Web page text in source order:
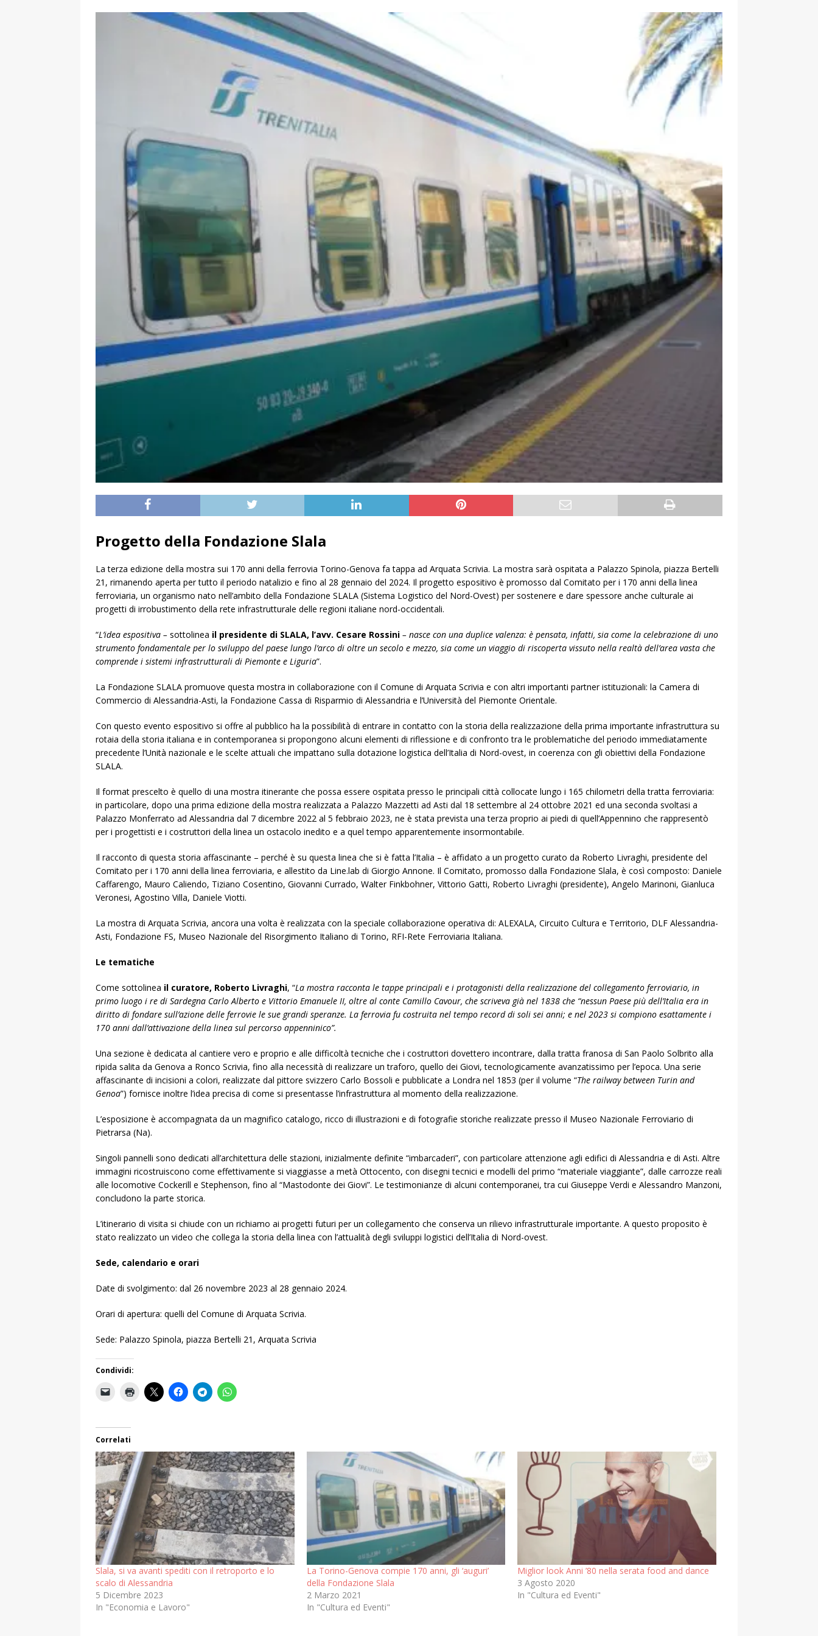
Progetto della Fondazione Slala
La terza edizione della mostra sui 170 anni della ferrovia Torino-Genova fa tappa ad Arquata Scrivia. La mostra sarà ospitata a Palazzo Spinola, piazza Bertelli
21, rimanendo aperta per tutto il periodo natalizio e fino al 28 gennaio del 2024. Il progetto espositivo è promosso dal Comitato per i 170 anni della linea
ferroviaria, un organismo nato nell’ambito della Fondazione SLALA (Sistema Logistico del Nord-Ovest) per sostenere e dare spessore anche culturale ai
progetti di irrobustimento della rete infrastrutturale delle regioni italiane nord-occidentali.
“L’idea espositiva – sottolinea il presidente di SLALA, l’avv. Cesare Rossini – nasce con una duplice valenza: è pensata, infatti, sia come la celebrazione di uno
strumento fondamentale per lo sviluppo del paese lungo l’arco di oltre un secolo e mezzo, sia come un viaggio di riscoperta vissuto nella realtà dell’area vasta che
comprende i sistemi infrastrutturali di Piemonte e Liguria”.
La Fondazione SLALA promuove questa mostra in collaborazione con il Comune di Arquata Scrivia e con altri importanti partner istituzionali: la Camera di
Commercio di Alessandria-Asti, la Fondazione Cassa di Risparmio di Alessandria e l’Università del Piemonte Orientale.
Con questo evento espositivo si offre al pubblico ha la possibilità di entrare in contatto con la storia della realizzazione della prima importante infrastruttura su
rotaia della storia italiana e in contemporanea si propongono alcuni elementi di riflessione e di confronto tra le problematiche del periodo immediatamente
precedente l’Unità nazionale e le scelte attuali che impattano sulla dotazione logistica dell’Italia di Nord-ovest, in coerenza con gli obiettivi della Fondazione
SLALA.
Il format prescelto è quello di una mostra itinerante che possa essere ospitata presso le principali città collocate lungo i 165 chilometri della tratta ferroviaria:
in particolare, dopo una prima edizione della mostra realizzata a Palazzo Mazzetti ad Asti dal 18 settembre al 24 ottobre 2021 ed una seconda svoltasi a
Palazzo Monferrato ad Alessandria dal 7 dicembre 2022 al 5 febbraio 2023, ne è stata prevista una terza proprio ai piedi di quell’Appennino che rappresentò
per i progettisti e i costruttori della linea un ostacolo inedito e a quel tempo apparentemente insormontabile.
Il racconto di questa storia affascinante – perché è su questa linea che si è fatta l’Italia – è affidato a un progetto curato da Roberto Livraghi, presidente del
Comitato per i 170 anni della linea ferroviaria, e allestito da Line.lab di Giorgio Annone. Il Comitato, promosso dalla Fondazione Slala, è così composto: Daniele
Caffarengo, Mauro Caliendo, Tiziano Cosentino, Giovanni Currado, Walter Finkbohner, Vittorio Gatti, Roberto Livraghi (presidente), Angelo Marinoni, Gianluca
Veronesi, Agostino Villa, Daniele Viotti.
La mostra di Arquata Scrivia, ancora una volta è realizzata con la speciale collaborazione operativa di: ALEXALA, Circuito Cultura e Territorio, DLF Alessandria-
Asti, Fondazione FS, Museo Nazionale del Risorgimento Italiano di Torino, RFI-Rete Ferroviaria Italiana.
Le tematiche
Come sottolinea il curatore, Roberto Livraghi, “La mostra racconta le tappe principali e i protagonisti della realizzazione del collegamento ferroviario, in
primo luogo i re di Sardegna Carlo Alberto e Vittorio Emanuele II, oltre al conte Camillo Cavour, che scriveva già nel 1838 che “nessun Paese più dell’Italia era in
diritto di fondare sull’azione delle ferrovie le sue grandi speranze. La ferrovia fu costruita nel tempo record di soli sei anni; e nel 2023 si compiono esattamente i
170 anni dall’attivazione della linea sul percorso appenninico”.
Una sezione è dedicata al cantiere vero e proprio e alle difficoltà tecniche che i costruttori dovettero incontrare, dalla tratta franosa di San Paolo Solbrito alla
ripida salita da Genova a Ronco Scrivia, fino alla necessità di realizzare un traforo, quello dei Giovi, tecnologicamente avanzatissimo per l’epoca. Una serie
affascinante di incisioni a colori, realizzate dal pittore svizzero Carlo Bossoli e pubblicate a Londra nel 1853 (per il volume “The railway between Turin and
Genoa”) fornisce inoltre l’idea precisa di come si presentasse l’infrastruttura al momento della realizzazione.
L’esposizione è accompagnata da un magnifico catalogo, ricco di illustrazioni e di fotografie storiche realizzate presso il Museo Nazionale Ferroviario di
Pietrarsa (Na).
Singoli pannelli sono dedicati all’architettura delle stazioni, inizialmente definite “imbarcaderi”, con particolare attenzione agli edifici di Alessandria e di Asti. Altre
immagini ricostruiscono come effettivamente si viaggiasse a metà Ottocento, con disegni tecnici e modelli del primo “materiale viaggiante”, dalle carrozze reali
alle locomotive Cockerill e Stephenson, fino al “Mastodonte dei Giovi”. Le testimonianze di alcuni contemporanei, tra cui Giuseppe Verdi e Alessandro Manzoni,
concludono la parte storica.
L’itinerario di visita si chiude con un richiamo ai progetti futuri per un collegamento che conserva un rilievo infrastrutturale importante. A questo proposito è
stato realizzato un video che collega la storia della linea con l’attualità degli sviluppi logistici dell’Italia di Nord-ovest.
Sede, calendario e orari
Date di svolgimento: dal 26 novembre 2023 al 28 gennaio 2024.
Orari di apertura: quelli del Comune di Arquata Scrivia.
Sede: Palazzo Spinola, piazza Bertelli 21, Arquata Scrivia
Condividi:
Correlati
Slala, si va avanti spediti con il retroporto e lo
scalo di Alessandria
5 Dicembre 2023
In "Economia e Lavoro"
La Torino-Genova compie 170 anni, gli ‘auguri’
della Fondazione Slala
2 Marzo 2021
In "Cultura ed Eventi"
Miglior look Anni ’80 nella serata food and dance
3 Agosto 2020
In "Cultura ed Eventi"